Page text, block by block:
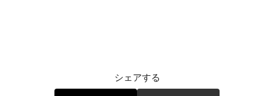
シェアする